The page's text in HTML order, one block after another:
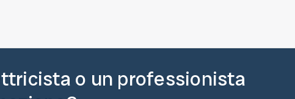
o un professionista